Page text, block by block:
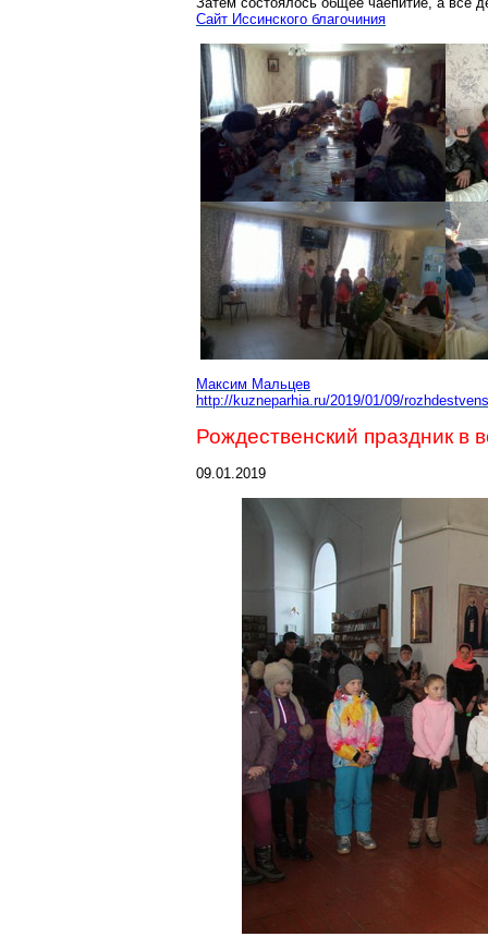
Сайт Иссинского благочиния
Максим Мальцев
http://kuzneparhia.ru/2019/01/09/
Рождественский праздник в
09.01.2019